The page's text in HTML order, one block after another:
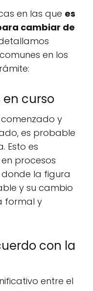
en las que es
cambiar de
en los
en curso
y
es probable
Esto es
procesos
donde la figura
y su cambio
formal y
con la
entre el